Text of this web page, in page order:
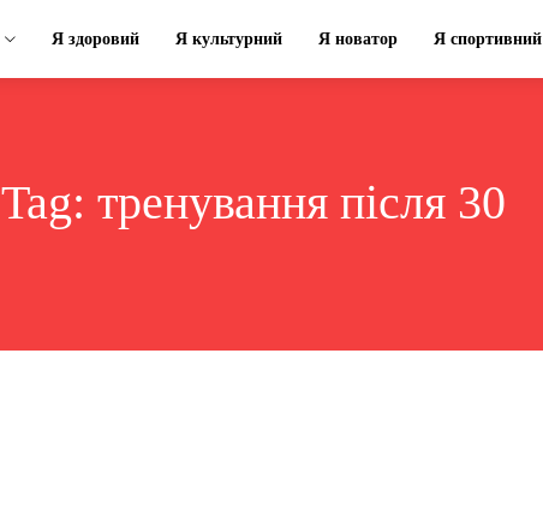
Я здоровий Я культурний Я новатор Я спортивний
Tag: тренування після 30